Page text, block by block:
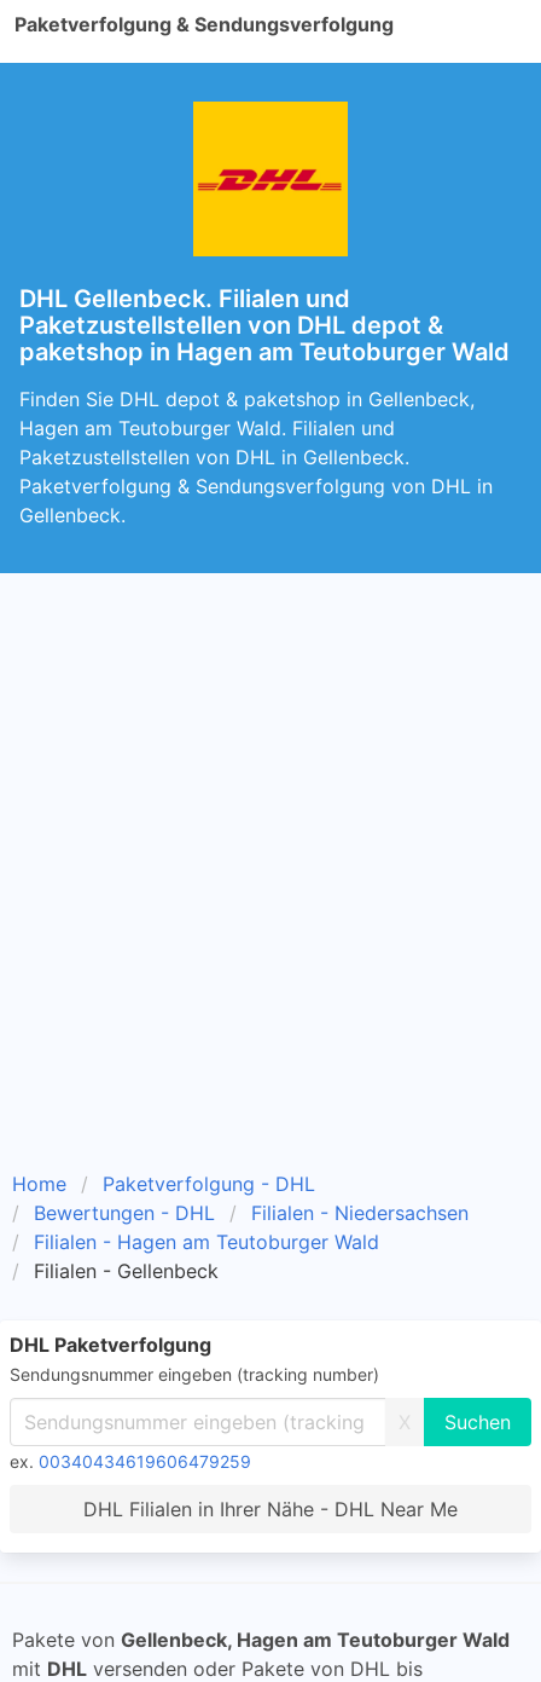
Paketverfolgung & Sendungsverfolgung
DHL Gellenbeck. Filialen und
Paketzustellstellen von DHL depot &
paketshop in Hagen am Teutoburger Wald
Finden Sie DHL depot & paketshop in Gellenbeck,
Hagen am Teutoburger Wald. Filialen und
Paketzustellstellen von DHL in Gellenbeck.
Paketverfolgung & Sendungsverfolgung von DHL in
Gellenbeck.
Home
Paketverfolgung - DHL
Bewertungen - DHL
Filialen - Niedersachsen
Filialen - Hagen am Teutoburger Wald
Filialen - Gellenbeck
DHL Paketverfolgung
Sendungsnummer eingeben (tracking number)
X
ex. 00340434619606479259
DHL Filialen in Ihrer Nähe - DHL Near Me
Pakete von Gellenbeck, Hagen am Teutoburger Wald
mit DHL versenden oder Pakete von DHL bis